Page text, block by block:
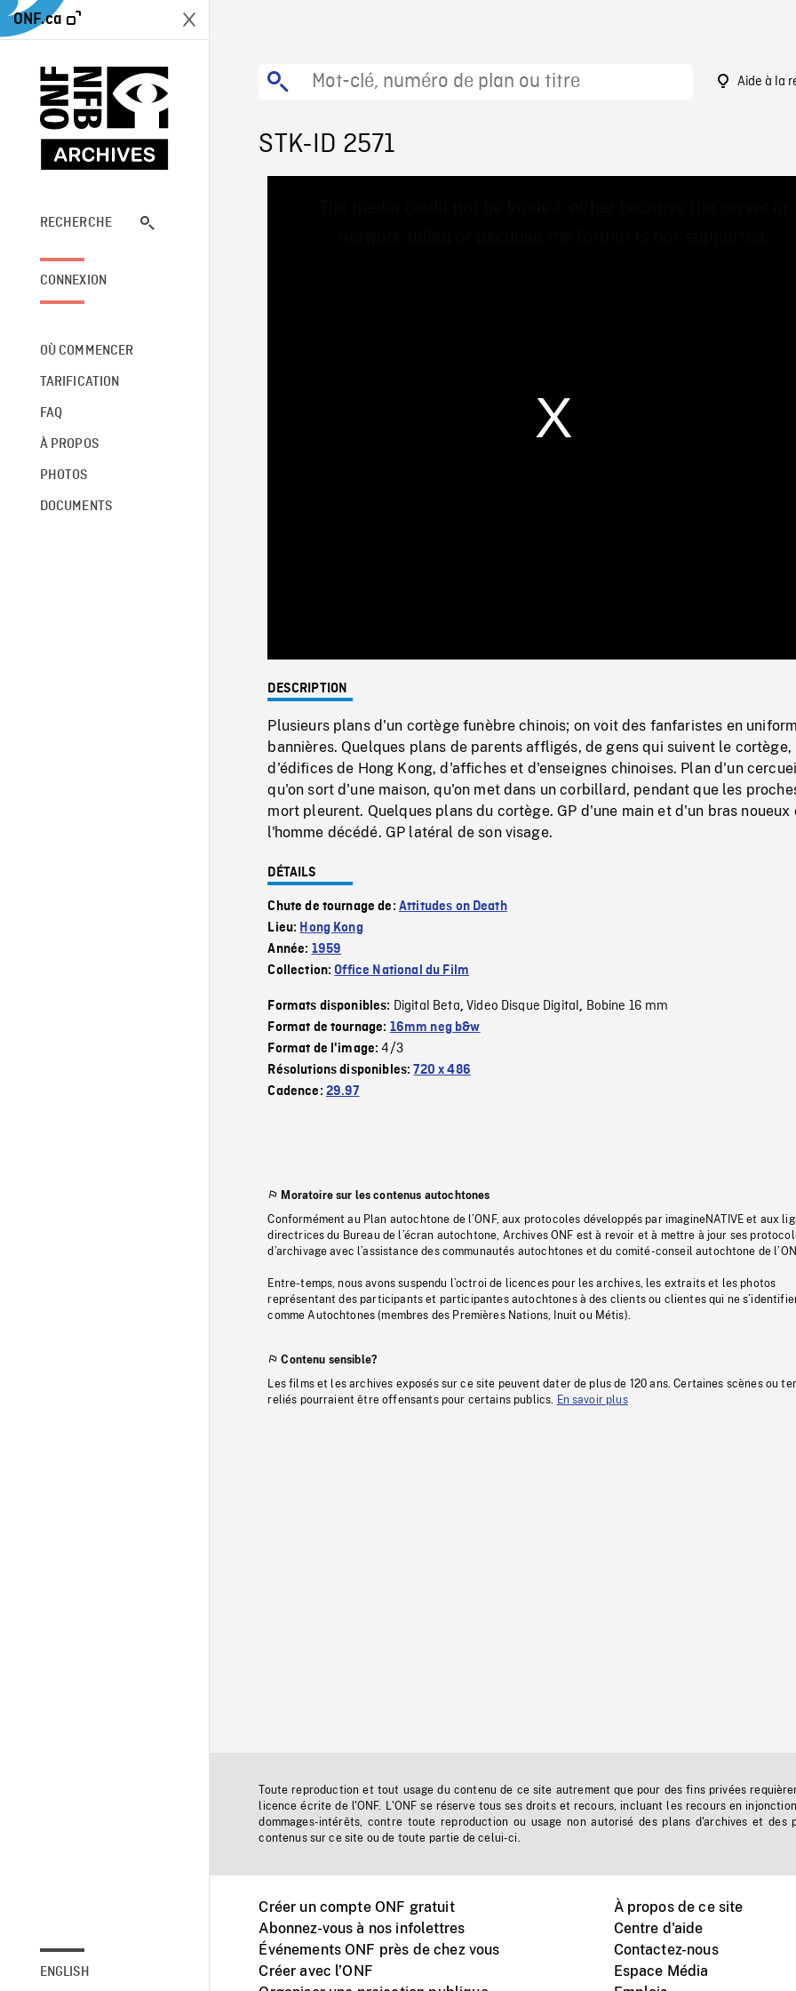
ONF.ca
RECHERCHE
CONNEXION
OÙ COMMENCER
TARIFICATION
FAQ
À PROPOS
PHOTOS
DOCUMENTS
ENGLISH
Aide à la
STK-ID 2571
0%
DESCRIPTION
Plusieurs plans d'un cortège funèbre chinois; on voit des fanfaristes en
bannières. Quelques plans de parents affligés, de gens qui suivent le cortège,
d'édifices de Hong Kong, d'affiches et d'enseignes chinoises. Plan d'un
qu'on sort d'une maison, qu'on met dans un corbillard, pendant que les
mort pleurent. Quelques plans du cortège. GP d'une main et d'un bras noueux
l'homme décédé. GP latéral de son visage.
DÉTAILS
Chute de tournage de: Attitudes on Death
Lieu: Hong Kong
Année: 1959
Collection:Office National du Film
Formats disponibles: Digital Beta,Video Disque Digital, Bobine 16 mm
Format de tournage: 16mm neg b&w
Format de l'image:4/3
Résolutions disponibles:720 x 486
Cadence: 29.97
Moratoire sur les contenus autochtones
Conformément au Plan autochtone de l’ONF, aux protocoles développés par imagineNATIVE et aux
directrices du Bureau de l’écran autochtone, Archives ONF est à revoir et à mettre à jour ses
d’archivage avec l’assistance des communautés autochtones et du comité-conseil autochtone de
Entre-temps, nous avons suspendu l’octroi de licences pour les archives, les extraits et les photos
représentant des participants et participantes autochtones à des clients ou clientes qui ne
comme Autochtones (membres des Premières Nations, Inuit ou Métis).
Contenu sensible?
Les films et les archives exposés sur ce site peuvent dater de plus de 120 ans. Certaines scènes ou
reliés pourraient être offensants pour certains publics.
En savoir plus
Toute reproduction et tout usage du contenu de ce site autrement que pour des fins privées
licence écrite de l'ONF. L'ONF se réserve tous ses droits et recours, incluant les recours en
dommages-intérêts, contre toute reproduction ou usage non autorisé des plans d'archives et des
contenus sur ce site ou de toute partie de celui-ci.
Créer un compte ONF gratuit
Abonnez-vous à nos infolettres
Événements ONF près de chez vous
Créer avec l’ONF
À propos de ce site
Centre d'aide
Contactez-nous
Espace Média